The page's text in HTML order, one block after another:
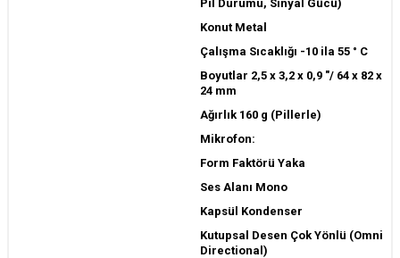
Pil Durumu, Sinyal Gücü)
Konut Metal
Çalışma Sıcaklığı -10 ila 55 ° C
Boyutlar 2,5 x 3,2 x 0,9 "/ 64 x 82 x
24 mm
Ağırlık 160 g (Pillerle)
Mikrofon:
Form Faktörü Yaka
Ses Alanı Mono
Kapsül Kondenser
Kutupsal Desen Çok Yönlü (Omni
Directional)